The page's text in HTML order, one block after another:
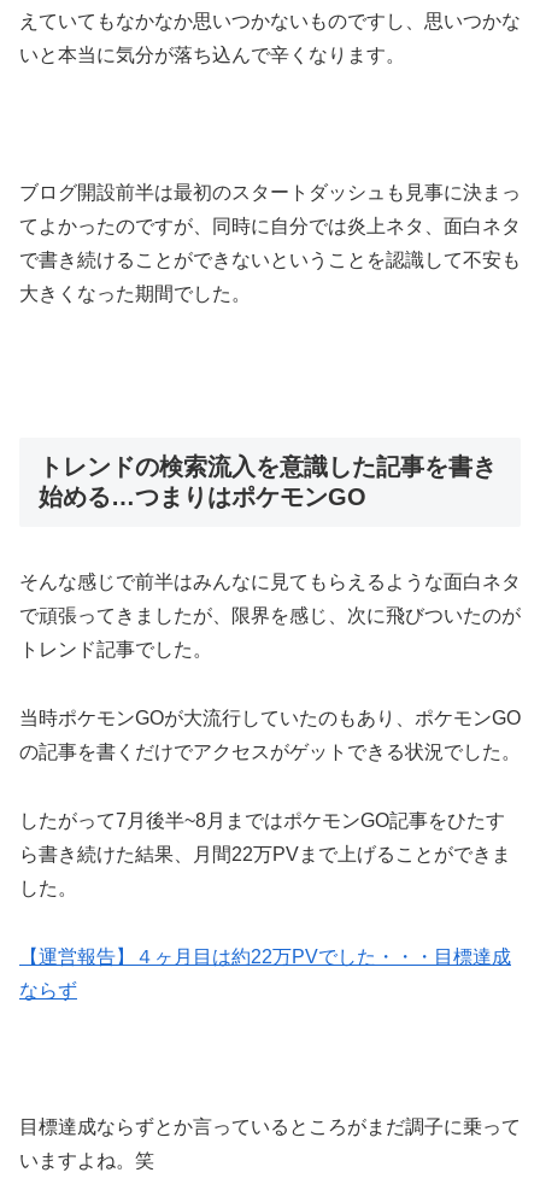
えていてもなかなか思いつかないものですし、思いつかな
いと本当に気分が落ち込んで辛くなります。
ブログ開設前半は最初のスタートダッシュも見事に決まっ
てよかったのですが、同時に自分では炎上ネタ、面白ネタ
で書き続けることができないということを認識して不安も
大きくなった期間でした。
トレンドの検索流入を意識した記事を書き
始める…つまりはポケモンGO
そんな感じで前半はみんなに見てもらえるような面白ネタ
で頑張ってきましたが、限界を感じ、次に飛びついたのが
トレンド記事でした。
当時ポケモンGOが大流行していたのもあり、ポケモンGO
の記事を書くだけでアクセスがゲットできる状況でした。
したがって7月後半~8月まではポケモンGO記事をひたす
ら書き続けた結果、月間22万PVまで上げることができま
した。
【運営報告】４ヶ月目は約22万PVでした・・・目標達成
ならず
目標達成ならずとか言っているところがまだ調子に乗って
いますよね。笑